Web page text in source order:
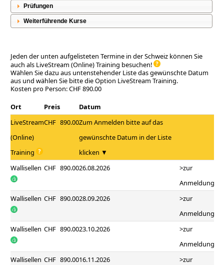
Prüfungen
Weiterführende Kurse
Jeden der unten aufgelisteten Termine in der Schweiz können Sie
auch als LiveStream (Online) Training besuchen!
Wählen Sie dazu aus untenstehender Liste das gewünschte Datum
aus und wählen Sie bitte die Option LiveStream Training.
Kosten pro Person: CHF 890.00
Ort
Preis
Datum
LiveStream
(Online)
Training
CHF 890.00Zum Anmelden bitte auf das
gewünschte Datum in der Liste
klicken ▼
Wallisellen CHF 890.0026.08.2026
>zur
Anmeldung
Wallisellen CHF 890.0028.09.2026
>zur
Anmeldung
Wallisellen CHF 890.0023.10.2026
>zur
Anmeldung
Wallisellen CHF 890.0016.11.2026
>zur